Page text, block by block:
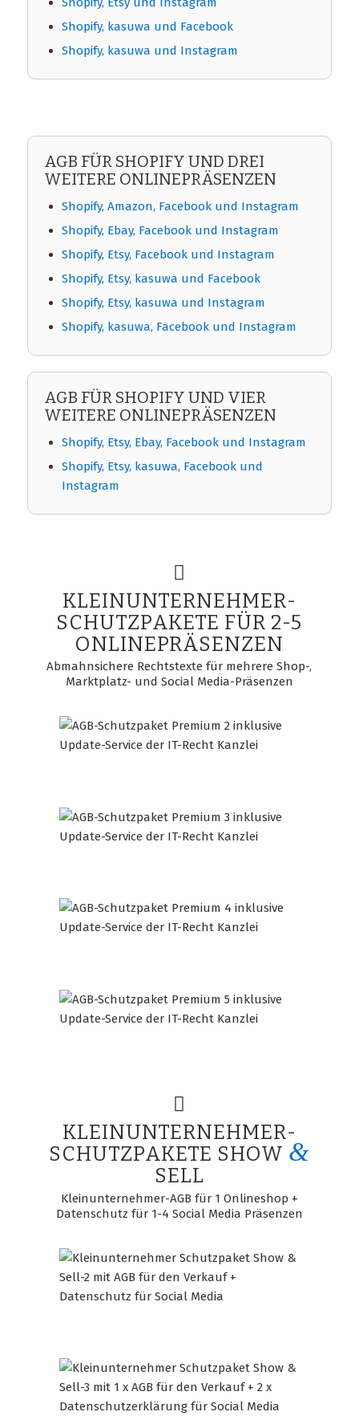
Shopify, kasuwa und Facebook
Shopify, kasuwa und Instagram
AGB FÜR SHOPIFY UND DREI
WEITERE ONLINEPRÄSENZEN
Shopify, Amazon, Facebook und Instagram
Shopify, Ebay, Facebook und Instagram
Shopify, Etsy, Facebook und Instagram
Shopify, Etsy, kasuwa und Facebook
Shopify, Etsy, kasuwa und Instagram
Shopify, kasuwa, Facebook und Instagram
AGB FÜR SHOPIFY UND VIER
WEITERE ONLINEPRÄSENZEN
Shopify, Etsy, Ebay, Facebook und Instagram
Shopify, Etsy, kasuwa, Facebook und
Instagram
KLEINUNTERNEHMER-
SCHUTZPAKETE FÜR 2-5
ONLINEPRÄSENZEN
Abmahnsichere Rechtstexte für mehrere Shop-,
Marktplatz- und Social Media-Präsenzen
KLEINUNTERNEHMER-
SCHUTZPAKETE SHOW &
SELL
Kleinunternehmer-AGB für 1 Onlineshop +
Datenschutz für 1-4 Social Media Präsenzen